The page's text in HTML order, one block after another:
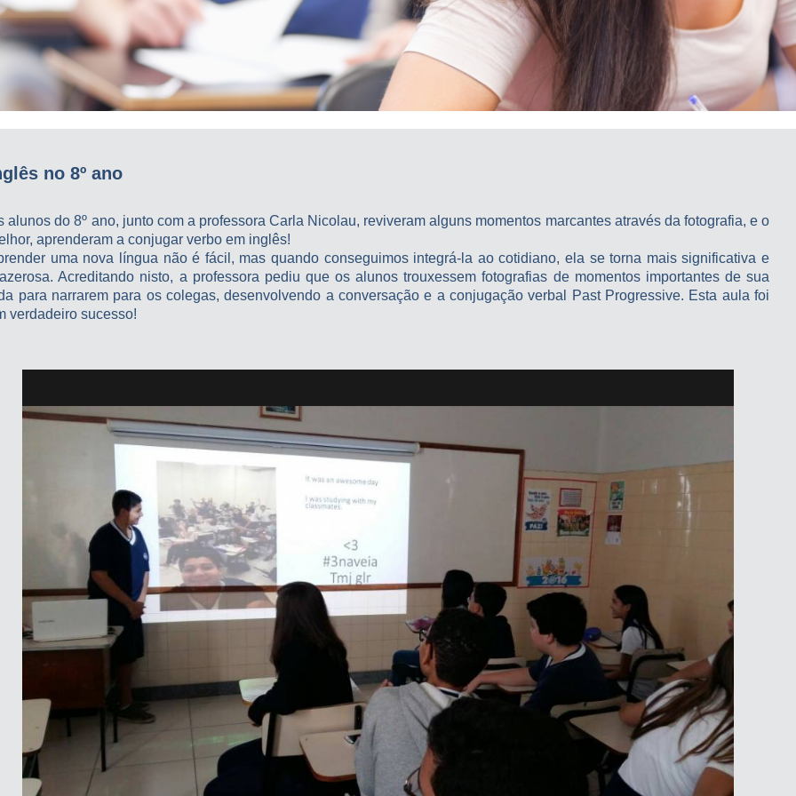
no 8º ano
alunos do 8º ano, junto com a professora Carla Nicolau, reviveram alguns momentos marcantes através da fotografia, e o
aprenderam a conjugar verbo em inglês!
uma nova língua não é fácil, mas quando conseguimos integrá-la ao cotidiano, ela se torna mais significativa e
Acreditando nisto, a professora pediu que os alunos trouxessem fotografias de momentos importantes de sua
para narrarem para os colegas, desenvolvendo a conversação e a conjugação verbal Past Progressive. Esta aula foi
verdadeiro sucesso!